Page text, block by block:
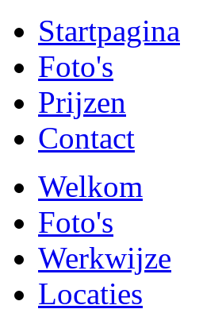
Startpagina
Foto's
Prijzen
Contact
Welkom
Foto's
Werkwijze
Locaties